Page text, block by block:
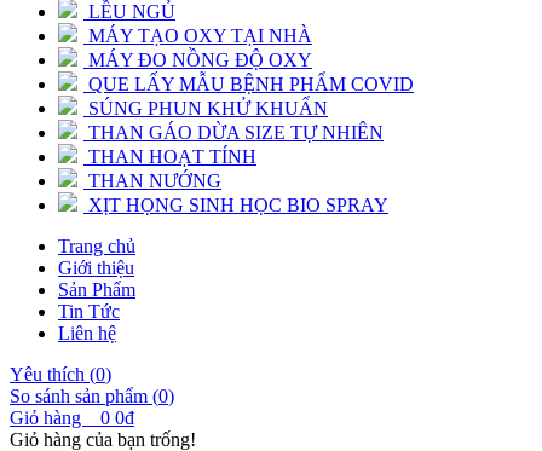
LỀU NGỦ
MÁY TẠO OXY TẠI NHÀ
MÁY ĐO NỒNG ĐỘ OXY
QUE LẤY MẪU BỆNH PHẨM COVID
SÚNG PHUN KHỬ KHUẨN
THAN GÁO DỪA SIZE TỰ NHIÊN
THAN HOẠT TÍNH
THAN NƯỚNG
XỊT HỌNG SINH HỌC BIO SPRAY
Trang chủ
Giới thiệu
Sản Phẩm
Tin Tức
Liên hệ
Yêu thích (0)
So sánh sản phẩm (0)
Giỏ hàng
0 0đ
Giỏ hàng của bạn trống!